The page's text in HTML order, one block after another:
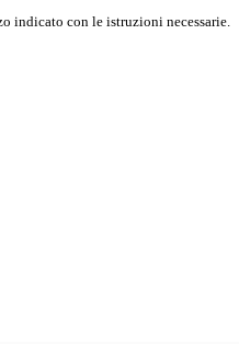
indicato con le istruzioni necessarie.